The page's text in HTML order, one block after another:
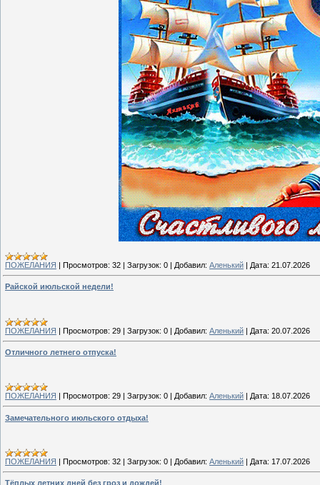
ПОЖЕЛАНИЯ | Просмотров: 32 | Загрузок: 0 | Добавил: Аленький | Дата: 21.07.2026
Райской июльской недели!
ПОЖЕЛАНИЯ | Просмотров: 29 | Загрузок: 0 | Добавил: Аленький | Дата: 20.07.2026
Отличного летнего отпуска!
ПОЖЕЛАНИЯ | Просмотров: 29 | Загрузок: 0 | Добавил: Аленький | Дата: 18.07.2026
Замечательного июльского отдыха!
ПОЖЕЛАНИЯ | Просмотров: 32 | Загрузок: 0 | Добавил: Аленький | Дата: 17.07.2026
Тёплых летних дней без гроз и дождей!